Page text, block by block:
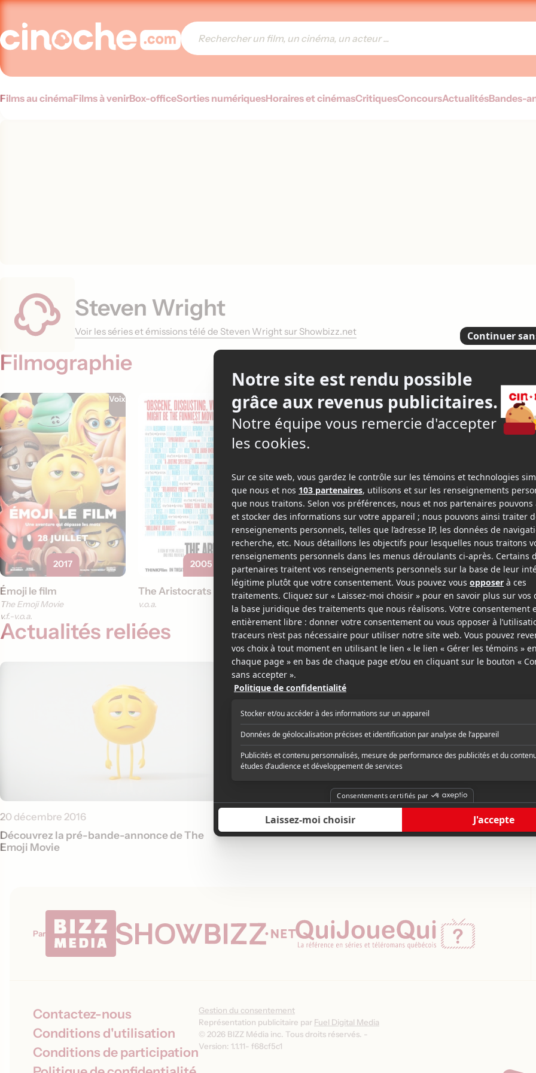
Films au cinémaFilms à venirBox-officeSorties numériquesHoraires et cinémasCritiquesConcoursActualitésBandes-
Steven Wright
Voir les séries et émissions télé de Steven Wright sur Showbizz.net
Filmographie
Voix
2017
Émoji le film
The Emoji Movie
v.f. v.o.a.
Acteur
2005
The Aristocrats
v.o.a.
Acteur
When Stand Up Shoot Out
v.o.a.
2003
Coffee and Cigarettes
v.o.a.s.-t.f. v.o.a.
Actualités reliées
20 décembre 2016
Découvrez la pré-bande-annonce de The
Emoji Movie
Par
Contactez-nous
Conditions d'utilisation
Conditions de participation
Gestion du consentement
Représentation publicitaire par Fuel Digital Media
© 2026 BIZZ Média inc. Tous droits réservés. -
Version: 1.1.11- f68cf5c1